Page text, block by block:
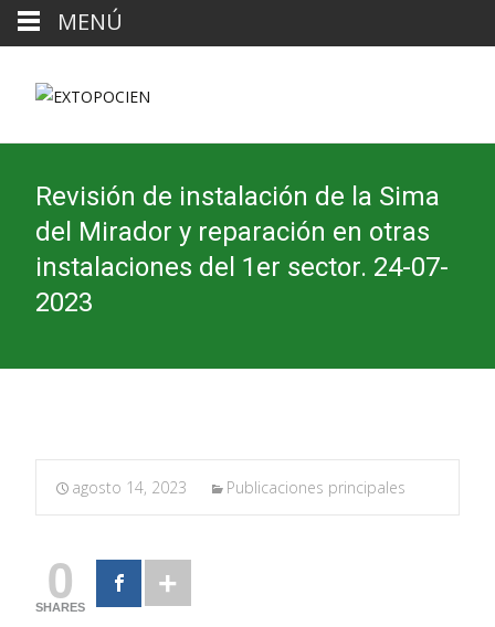
Revisión de instalación de la Sima
del Mirador y reparación en otras
instalaciones del 1er sector. 24-07-
2023
agosto 14, 2023 Publicaciones principales
0
SHARES
MENÚ